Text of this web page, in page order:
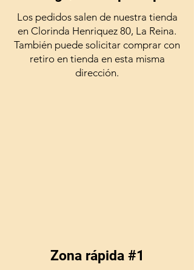
Los pedidos salen de nuestra tienda
en Clorinda Henriquez 80, La Reina.
También puede solicitar comprar con
retiro en tienda en esta misma
dirección.
Zona rápida #1